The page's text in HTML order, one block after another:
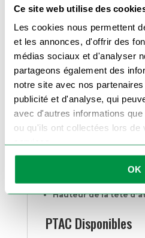
Ce site web utilise des
Les cookies nous permettent
et les annonces, d'offrir des
médias sociaux et d'analyser
partageons également des
notre site avec nos
publicité et d'analyse, qui
avec d'autres informations
ou qu'ils ont collectées lors de
services.
OK
Essieux :
PTAC 750 kg :1
PTAC 750 kg freinée
Timon :En V soudé
Dimensions des roues
Dimensions
Important :Les
Note :La largeur de 180
que pour le PTAC de 1350
Hauteur de la tête
PTAC Disponibles